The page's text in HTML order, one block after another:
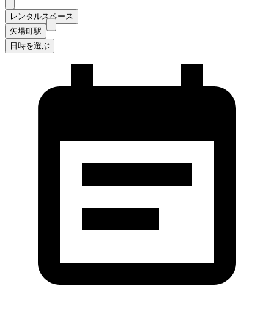
レンタルスペース
矢場町駅
日時を選ぶ